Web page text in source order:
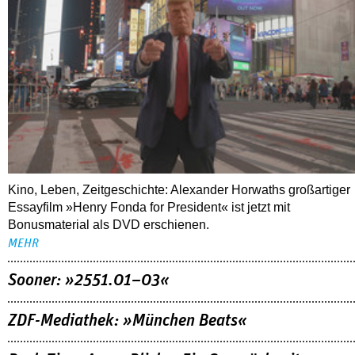
Kino, Leben, Zeitgeschichte: Alexander Horwaths großartiger
Essayfilm »Henry Fonda for President« ist jetzt mit
Bonusmaterial als DVD erschienen.
MEHR
Sooner: »2551.01–03«
ZDF-Mediathek: »München Beats«